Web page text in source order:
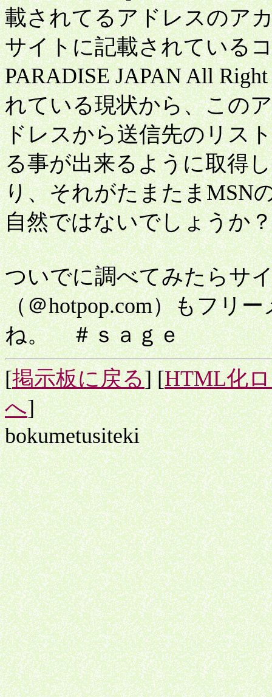
載されてるアドレスのア
サイトに記載されている
PARADISE JAPAN All
れている現状から、この
ドレスから送信先のリス
る事が出来るように取得
り、それがたまたまMSN
自然ではないでしょうか？
ついでに調べてみたらサ
（＠hotpop.com）もフリ
ね。 ＃ｓａｇｅ
[掲示板に戻る] [HTML化
へ]
bokumetusiteki